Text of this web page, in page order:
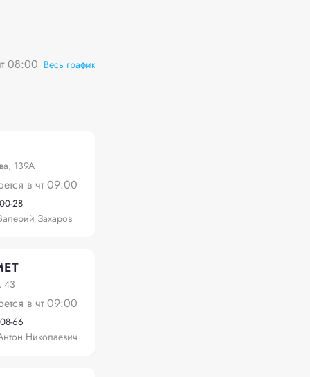
08:00 Весь график
139А
в чт 09:00
28
Захаров
43
в чт 09:00
66
Николаевич